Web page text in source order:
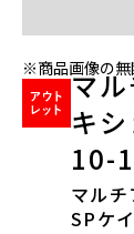
※商品画像の無
マ
キ
10-
マル
SPケ